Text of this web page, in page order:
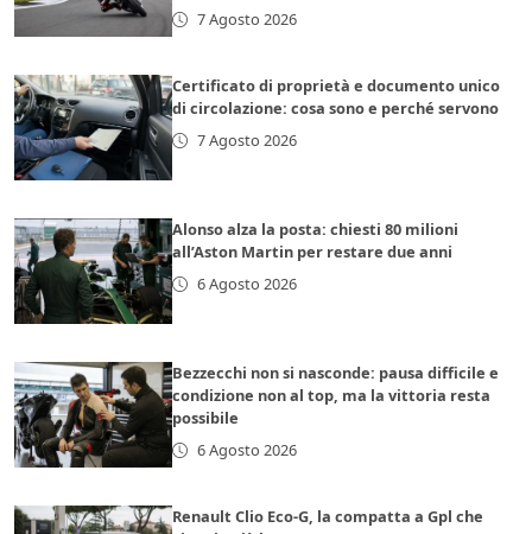
7 Agosto 2026
Certificato di proprietà e documento unico
di circolazione: cosa sono e perché servono
7 Agosto 2026
Alonso alza la posta: chiesti 80 milioni
all’Aston Martin per restare due anni
6 Agosto 2026
Bezzecchi non si nasconde: pausa difficile e
condizione non al top, ma la vittoria resta
possibile
6 Agosto 2026
Renault Clio Eco-G, la compatta a Gpl che